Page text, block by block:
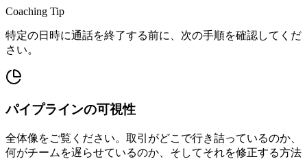
Coaching Tip
特定の日時に通話を終了する前に、次の手順を確認してくだ
さい。
パイプラインの可視性
全体像をご覧ください。取引がどこで行き詰っているのか、
何がチームを遅らせているのか、そしてそれを修正する方法